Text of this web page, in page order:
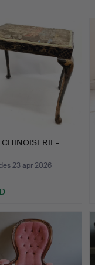
CHINOISERIE-
23 apr 2026